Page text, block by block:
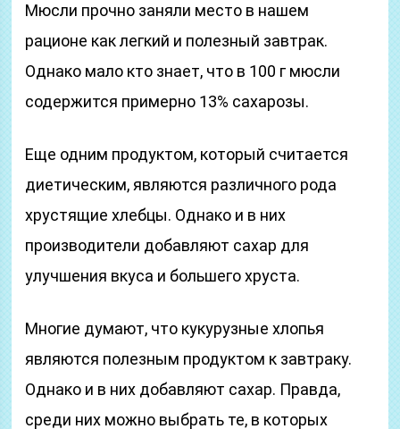
Мюсли прочно заняли место в нашем
рационе как легкий и полезный завтрак.
Однако мало кто знает, что в 100 г мюсли
содержится примерно 13% сахарозы.
Еще одним продуктом, который считается
диетическим, являются различного рода
хрустящие хлебцы. Однако и в них
производители добавляют сахар для
улучшения вкуса и большего хруста.
Многие думают, что кукурузные хлопья
являются полезным продуктом к завтраку.
Однако и в них добавляют сахар. Правда,
среди них можно выбрать те, в которых